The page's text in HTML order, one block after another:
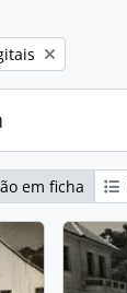
em ficha